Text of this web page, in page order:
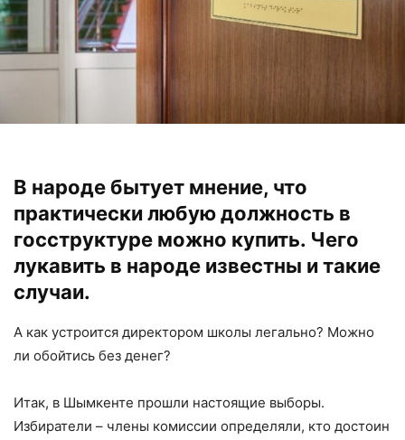
В народе бытует мнение, что
практически любую должность в
госструктуре можно купить. Чего
лукавить в народе известны и такие
случаи.
А как устроится директором школы легально? Можно
ли обойтись без денег?
Итак, в Шымкенте прошли настоящие выборы.
Избиратели – члены комиссии определяли, кто достоин